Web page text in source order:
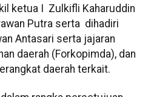
ketua I Zulkifli Kaharuddin
Putra serta dihadiri
Antasari serta jajaran
daerah (Forkopimda), dan
daerah terkait.